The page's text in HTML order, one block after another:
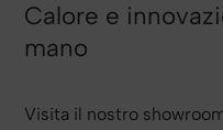
Calore e
mano
Visita il nostro